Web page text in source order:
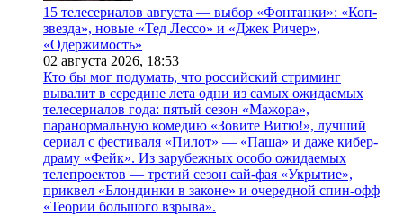
15 телесериалов августа — выбор «Фонтанки»: «Коп-
звезда», новые «Тед Лессо» и «Джек Ричер»,
«Одержимость»
02 августа 2026, 18:53
Кто бы мог подумать, что российский стриминг
вывалит в середине лета одни из самых ожидаемых
телесериалов года: пятый сезон «Мажора»,
паранормальную комедию «Зовите Витю!», лучший
сериал с фестиваля «Пилот» — «Паша» и даже кибер-
драму «Фейк». Из зарубежных особо ожидаемых
телепроектов — третий сезон сай-фая «Укрытие»,
приквел «Блондинки в законе» и очередной спин-офф
«Теории большого взрыва».